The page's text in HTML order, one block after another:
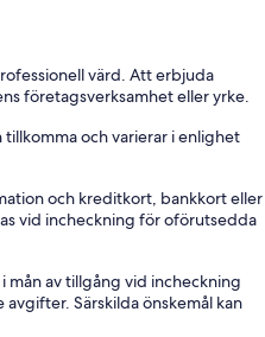
värd. Att erbjuda
företagsverksamhet eller yrke.
och varierar i enlighet
och kreditkort, bankkort eller
vid incheckning för oförutsedda
mån av tillgång vid incheckning
Särskilda önskemål kan